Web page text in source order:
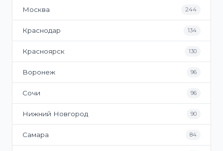
Москва 244
Краснодар 134
Красноярск 130
Воронеж 96
Сочи 96
Нижний Новгород 90
Самара 84